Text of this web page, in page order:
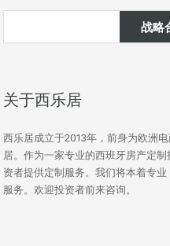
战略
关于西乐居
西乐居成立于2013年，前身为欧洲
居。作为一家专业的西班牙房产定
资者提供定制服务。我们将本着专
服务。欢迎投资者前来咨询。